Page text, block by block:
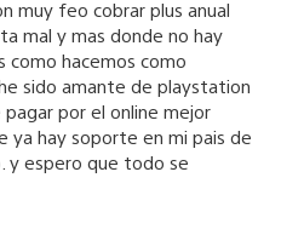
muy feo cobrar plus anual
mal y mas donde no hay
como hacemos como
sido amante de playstation
por el online mejor
ya hay soporte en mi pais de
y espero que todo se